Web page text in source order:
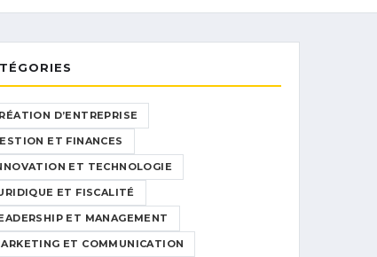
D’ENTREPRISE
ET FINANCES
ET TECHNOLOGIE
ET FISCALITÉ
ET MANAGEMENT
ET COMMUNICATION